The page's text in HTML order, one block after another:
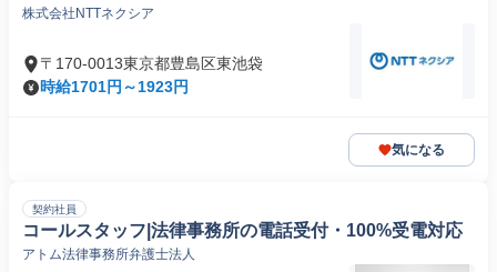
株式会社NTTネクシア
〒170-0013東京都豊島区東池袋
時給1701円～1923円
気になる
契約社員
コールスタッフ|法律事務所の電話受付・100%受電対応
アトム法律事務所弁護士法人